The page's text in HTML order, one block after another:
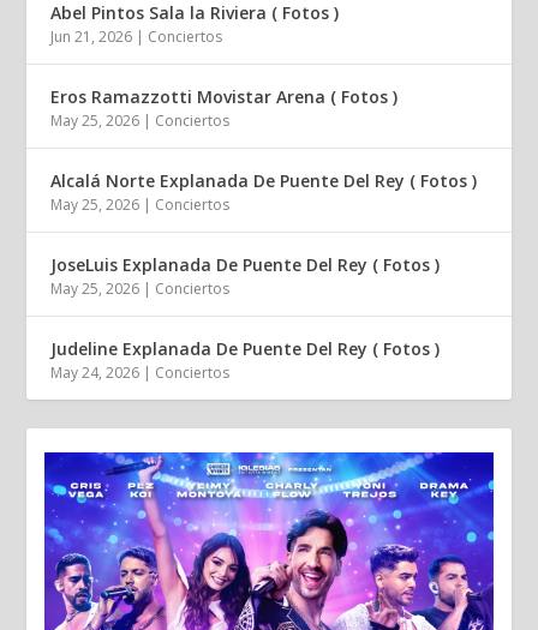
Abel Pintos Sala la Riviera ( Fotos )
Jun 21, 2026 | Conciertos
Eros Ramazzotti Movistar Arena ( Fotos )
May 25, 2026 | Conciertos
Alcalá Norte Explanada De Puente Del Rey ( Fotos )
May 25, 2026 | Conciertos
JoseLuis Explanada De Puente Del Rey ( Fotos )
May 25, 2026 | Conciertos
Judeline Explanada De Puente Del Rey ( Fotos )
May 24, 2026 | Conciertos